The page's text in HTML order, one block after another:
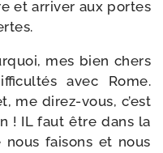
et arri­ver aux portes
mes bien chers
avec Rome.
me direz-​vous, c’est
! IL faut être dans la
fai­sons et nous